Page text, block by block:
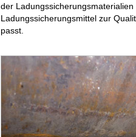
der
Ladungssicherungsmittel zur
passt.